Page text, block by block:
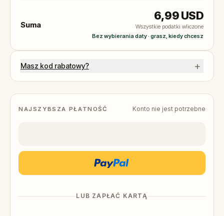
NAJSZYBSZA PŁATNOŚĆ Konto nie jest potrzebne
LUB ZAPŁAĆ KARTĄ
Suma
6,99 USD
Wszystkie podatki wliczone
Bez wybierania daty · grasz, kiedy chcesz
Masz kod rabatowy? +